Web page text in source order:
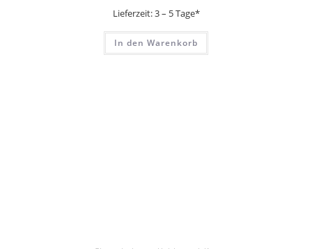
Lieferzeit:3 – 5 Tage*
In den Warenkorb